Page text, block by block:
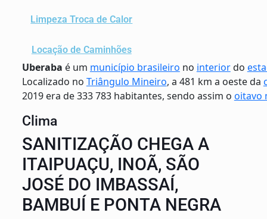
Limpeza Troca de Calor
Locação de Caminhões
Uberaba é um município brasileiro no interiordo
Localizado no Triângulo Mineiro, a 481 km a oeste da
2019 era de 333 783 habitantes, sendo assim o oitavo
Clima
SANITIZAÇÃO CHEGA A
ITAIPUAÇU, INOÃ, SÃO
JOSÉ DO IMBASSAÍ,
BAMBUÍ E PONTA NEGRA